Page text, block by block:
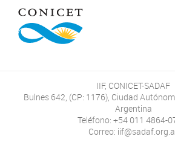
IIF, CONICET-SADAF
Bulnes 642, (CP: 1176), Ciudad
Argentina
Teléfono: +54 011 4864-
Correo: